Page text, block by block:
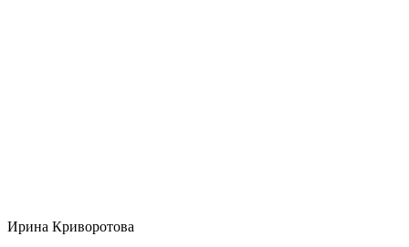
Ирина Криворотова